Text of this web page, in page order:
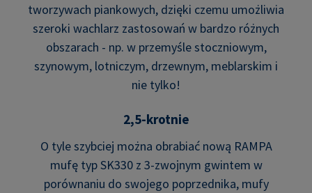
tworzywach piankowych, dzięki czemu umożliwia
szeroki wachlarz zastosowań w bardzo różnych
obszarach - np. w przemyśle stoczniowym,
szynowym, lotniczym, drzewnym, meblarskim i
nie tylko!
2,5-krotnie
O tyle szybciej można obrabiać nową RAMPA
mufę typ SK330 z 3-zwojnym gwintem w
porównaniu do swojego poprzednika, mufy